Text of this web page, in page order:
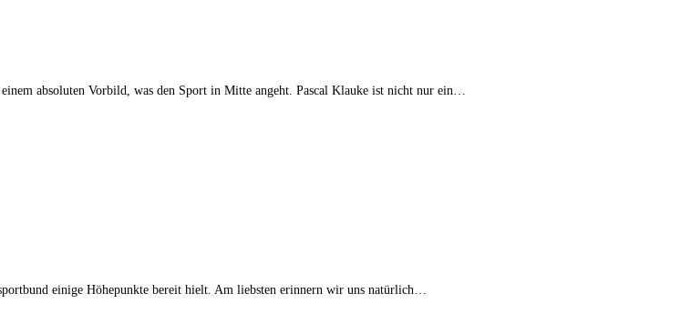
absoluten Vorbild, was den Sport in Mitte angeht. Pascal Klauke ist nicht nur ein…
einige Höhepunkte bereit hielt. Am liebsten erinnern wir uns natürlich…